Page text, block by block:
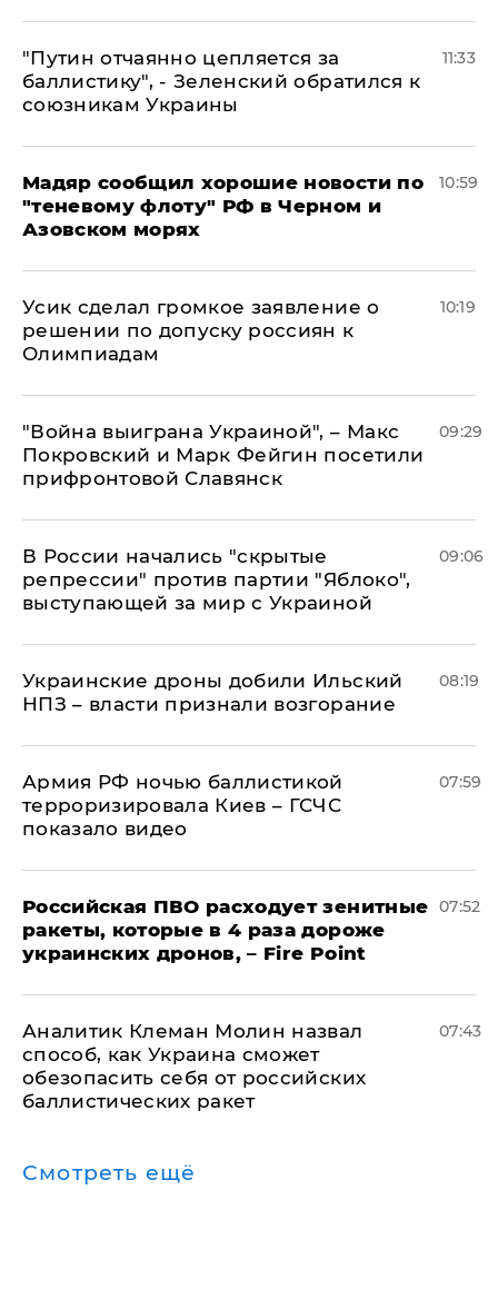
"Путин отчаянно цепляется за
баллистику", - Зеленский обратился к
союзникам Украины
11:33
Мадяр сообщил хорошие новости по
"теневому флоту" РФ в Черном и
Азовском морях
10:59
Усик сделал громкое заявление о
решении по допуску россиян к
Олимпиадам
10:19
"Война выиграна Украиной", – Макс
Покровский и Марк Фейгин посетили
прифронтовой Славянск
09:29
В России начались "скрытые
репрессии" против партии "Яблоко",
выступающей за мир с Украиной
09:06
Украинские дроны добили Ильский
НПЗ – власти признали возгорание
08:19
Армия РФ ночью баллистикой
терроризировала Киев – ГСЧС
показало видео
07:59
Российская ПВО расходует зенитные
ракеты, которые в 4 раза дороже
украинских дронов, – Fire Point
07:52
Аналитик Клеман Молин назвал
способ, как Украина сможет
обезопасить себя от российских
баллистических ракет
07:43
Смотреть ещё